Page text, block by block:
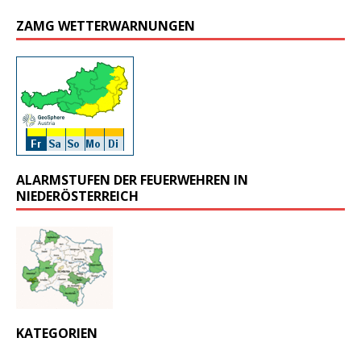
ZAMG WETTERWARNUNGEN
ALARMSTUFEN DER FEUERWEHREN IN
NIEDERÖSTERREICH
KATEGORIEN